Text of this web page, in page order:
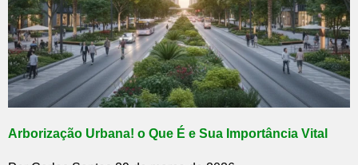
Arborização Urbana! o Que É e Sua Importância Vital